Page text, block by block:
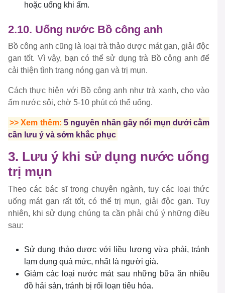
hoặc uống khi ấm.
2.10. Uống nước Bồ công anh
Bồ công anh cũng là loại trà thảo dược mát gan, giải độc
gan tốt. Vì vậy, bạn có thể sử dụng trà Bồ công anh để
cải thiện tình trạng nóng gan và trị mụn.
Cách thực hiện với Bồ công anh như trà xanh, cho vào
ấm nước sôi, chờ 5-10 phút có thể uống.
>> Xem thêm: 5 nguyên nhân gây nổi mụn dưới cằm
cần lưu ý và sớm khắc phục
3. Lưu ý khi sử dụng nước uống
trị mụn
Theo các bác sĩ trong chuyên ngành, tuy các loại thức
uống mát gan rất tốt, có thể trị mụn, giải độc gan. Tuy
nhiên, khi sử dụng chúng ta cần phải chú ý những điều
sau:
Sử dụng thảo dược với liều lượng vừa phải, tránh
lạm dụng quá mức, nhất là người già.
Giảm các loại nước mát sau những bữa ăn nhiều
đồ hải sản, tránh bị rối loạn tiêu hóa.